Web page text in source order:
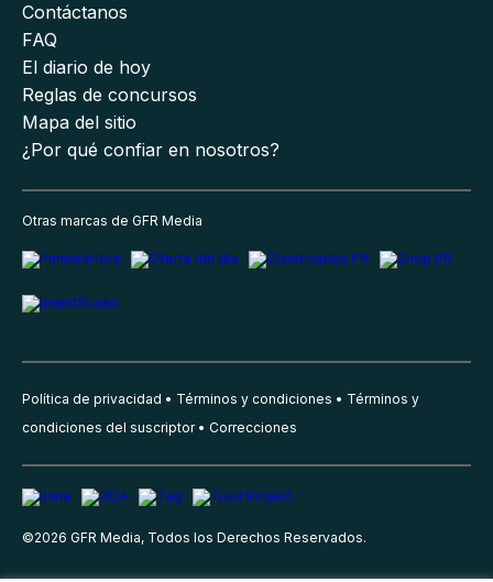
Contáctanos
FAQ
El diario de hoy
Reglas de concursos
Mapa del sitio
¿Por qué confiar en nosotros?
Otras marcas de GFR Media
Política de privacidad Términos y condiciones
Términos y
condiciones del suscriptor
Correcciones
©2026 GFR Media, Todos los Derechos Reservados.